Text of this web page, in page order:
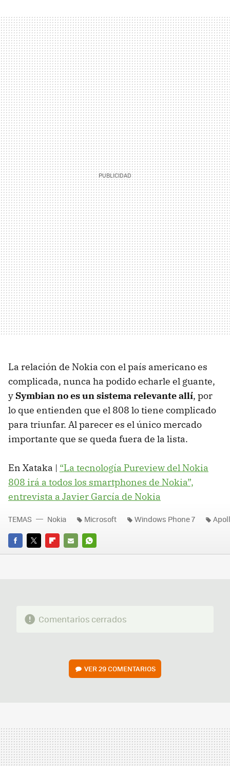
La relación de Nokia con el país americano es
complicada, nunca ha podido echarle el guante,
y Symbian no es un sistema relevante allí, por
lo que entienden que el 808 lo tiene complicado
para triunfar. Al parecer es el único mercado
importante que se queda fuera de la lista.
En Xataka | “La tecnología Pureview del Nokia
808 irá a todos los smartphones de Nokia”,
entrevista a Javier García de Nokia
FACEBOOK
TWITTERFLIPBOARD
E-
WHATSAPP
TEMAS Nokia Microsoft Windows Phone 7
Comentarios cerrados
VER29 COMENTARIOS